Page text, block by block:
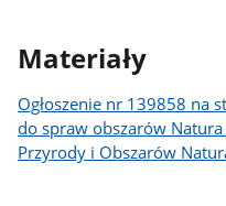
Materiały
Ogłoszenie nr 139858 na
do spraw obszarów
Przyrody i Obszarów